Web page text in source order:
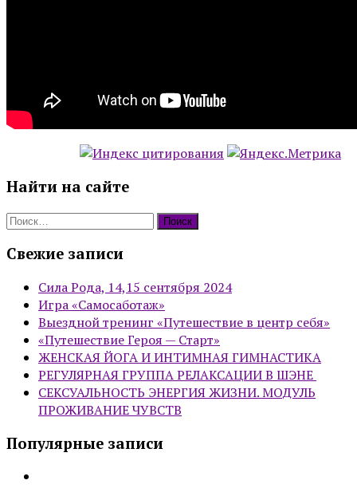
Найти на сайте
Найти:
Свежие записи
Сила Рода, 14,15 сентября 2024
Игра «Самосаботаж»
Выездной тренинг «Путешествие в центр себя»
«Путешествие Героя — Старт»
ЖЕНСКАЯ ЙОГА И ИНТИМНАЯ ГИМНАСТИКА
РЕГУЛЯРНАЯ ГРУППА РЕЛАКСАЦИИ В ШЭНЕ
СЕКСУАЛЬНОСТЬ ЭНЕРГИЯ ЖИЗНИ. МОДУЛЬ
ПРОЖИВАНИЕ ЧУВСТВ
Популярные записи